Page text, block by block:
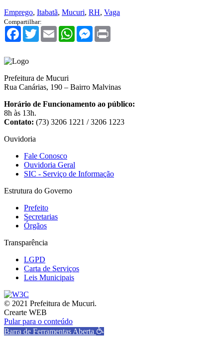
Emprego, Itabatã, Mucuri, RH, Vaga
Compartilhar:
Facebook
TwitterEmail WhatsAppMessenger
Prefeitura de Mucuri
Rua Canárias, 190 – Bairro Malvinas
Horário de Funcionamento ao público:
8h às 13h.
Contato: (73) 3206 1221 / 3206 1223
Ouvidoria
Fale Conosco
Ouvidoria Geral
SIC - Serviço de Informação
Estrutura do Governo
Prefeito
Secretarias
Órgãos
Transparência
LGPD
Carta de Serviços
Leis Municipais
© 2021 Prefeitura de Mucuri.
Crearte WEB
Pular para o conteúdo
Barra de Ferramentas Aberta